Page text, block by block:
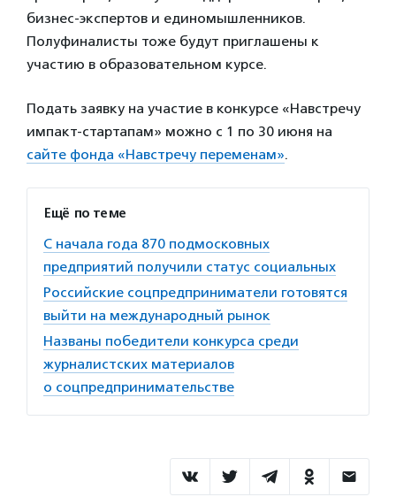
бизнес-экспертов и единомышленников.
Полуфиналисты тоже будут приглашены к
участию в образовательном курсе.
Подать заявку на участие в конкурсе «Навстречу
импакт-стартапам» можно с 1 по 30 июня на
сайте фонда «Навстречу переменам».
Ещё по теме
С начала года 870 подмосковных
предприятий получили статус социальных
Российские соцпредприниматели готовятся
выйти на международный рынок
Названы победители конкурса среди
журналистских материалов
о соцпредпринимательстве